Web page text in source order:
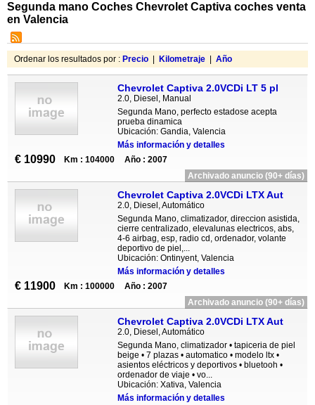
Segunda mano Coches Chevrolet Captiva coches venta
en Valencia
Ordenar los resultados por : Precio Kilometraje Año
Chevrolet Captiva 2.0VCDi LT 5 pl
2.0, Diesel, Manual
Segunda Mano, perfecto estadose acepta
prueba dinamica
Ubicación: Gandia, Valencia
Más información y detalles
€ 10990 Km : 104000
Año : 2007
Archivado anuncio (90+ días)
Chevrolet Captiva 2.0VCDi LTX Aut
2.0, Diesel, Automático
Segunda Mano, climatizador, direccion asistida,
cierre centralizado, elevalunas electricos, abs,
4-6 airbag, esp, radio cd, ordenador, volante
deportivo de piel,...
Ubicación: Ontinyent, Valencia
Más información y detalles
€ 11900 Km : 100000
Año : 2007
Archivado anuncio (90+ días)
Chevrolet Captiva 2.0VCDi LTX Aut
2.0, Diesel, Automático
Segunda Mano, climatizador • tapiceria de piel
beige • 7 plazas • automatico • modelo ltx •
asientos eléctricos y deportivos • bluetooh •
ordenador de viaje • vo...
Ubicación: Xativa, Valencia
Más información y detalles